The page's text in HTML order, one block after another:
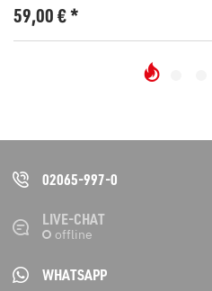
59,00€*
02065-997-0
LIVE-CHAT
WHATSAPP